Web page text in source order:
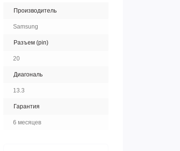
Производитель
Samsung
Разъем (pin)
20
Диагональ
13.3
Гарантия
6 месяцев